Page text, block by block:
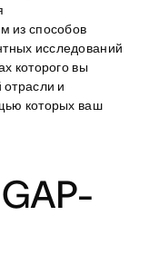
из способов
исследований
которого вы
и
которых ваш